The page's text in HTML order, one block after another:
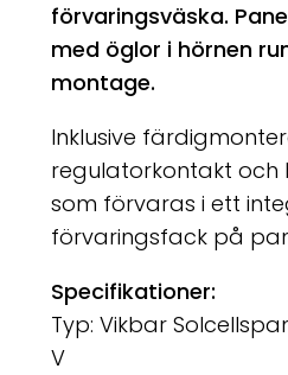
förvaringsväska.
med öglor i hörnen
montage.
Inklusive
regulatorkontakt
som förvaras i ett
förvaringsfack på
Specifikationer:
Typ: Vikbar
V